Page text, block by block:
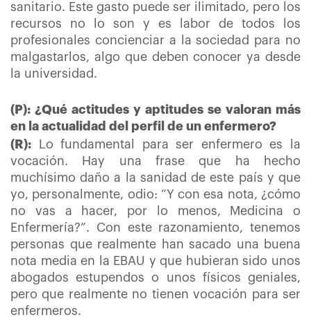
sanitario. Este gasto puede ser ilimitado, pero los
recursos no lo son y es labor de todos los
profesionales concienciar a la sociedad para no
malgastarlos, algo que deben conocer ya desde
la universidad.
(P): ¿Qué actitudes y aptitudes se valoran más
en la actualidad del perfil de un enfermero?
(R):
Lo fundamental para ser enfermero es la
vocación. Hay una frase que ha hecho
muchísimo daño a la sanidad de este país y que
yo, personalmente, odio: “Y con esa nota, ¿cómo
no vas a hacer, por lo menos, Medicina o
Enfermería?”. Con este razonamiento, tenemos
personas que realmente han sacado una buena
nota media en la EBAU y que hubieran sido unos
abogados estupendos o unos físicos geniales,
pero que realmente no tienen vocación para ser
enfermeros.